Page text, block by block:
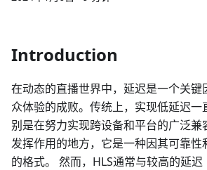
Introduction
在动态的直播世界中，延迟是一个关键
众体验的成败。传统上，实现低延迟一
别是在努力实现跨设备和平台的广泛兼
发挥作用的地方，它是一种因其可靠性
的格式。 然而，HLS通常与较高的延